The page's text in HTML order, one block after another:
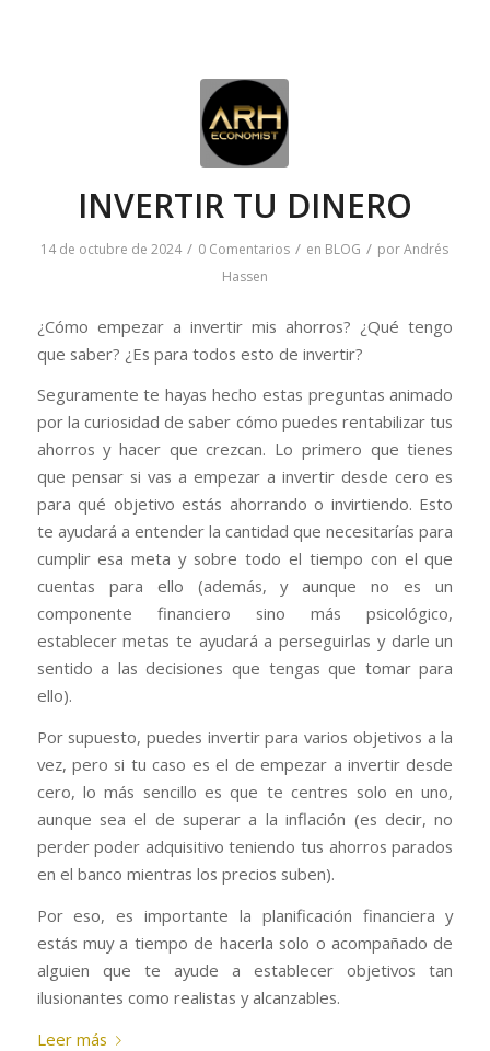
INVERTIR TU DINERO
14 de octubre de 2024 / 0 Comentarios / en BLOG / porAndrés
Hassen
¿Cómo empezar a invertir mis ahorros? ¿Qué tengo
que saber? ¿Es para todos esto de invertir?
Seguramente te hayas hecho estas preguntas animado
por la curiosidad de saber cómo puedes rentabilizar tus
ahorros y hacer que crezcan. Lo primero que tienes
que pensar si vas a empezar a invertir desde cero es
para qué objetivo estás ahorrando o invirtiendo. Esto
te ayudará a entender la cantidad que necesitarías para
cumplir esa meta y sobre todo el tiempo con el que
cuentas para ello (además, y aunque no es un
componente financiero sino más psicológico,
establecer metas te ayudará a perseguirlas y darle un
sentido a las decisiones que tengas que tomar para
ello).
Por supuesto, puedes invertir para varios objetivos a la
vez, pero si tu caso es el de empezar a invertir desde
cero, lo más sencillo es que te centres solo en uno,
aunque sea el de superar a la inflación (es decir, no
perder poder adquisitivo teniendo tus ahorros parados
en el banco mientras los precios suben).
Por eso, es importante la planificación financiera y
estás muy a tiempo de hacerla solo o acompañado de
alguien que te ayude a establecer objetivos tan
ilusionantes como realistas y alcanzables.
Leer más